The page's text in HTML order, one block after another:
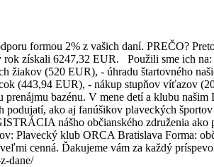
formou 2% z vašich daní. PREČO?
získali 6247,32 EUR. Použili sme ich na:
žiakov (520 EUR), - úhradu štartovného
(443,94 EUR), - nákup stupňov víťazov
prenájmu bazénu. V mene detí a klubu
ako aj fanúšikov plaveckých športov
nášho občianského združenia ako
Plavecký klub ORCA Bratislava Forma:
cenná. Ďakujeme vám za každý
dane/